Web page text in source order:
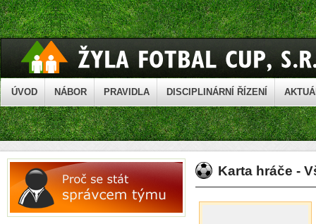
ÚVOD NÁBOR PRAVIDLA DISCIPLINÁRNÍ ŘÍZENÍ
Karta hráče -